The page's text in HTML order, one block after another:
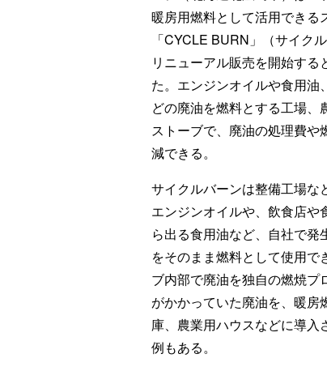
暖房用燃料として活用できる
「CYCLE BURN」（サイク
リニューアル販売を開始する
た。エンジンオイルや食用油
どの廃油を燃料とする工場、
ストーブで、廃油の処理費や
減できる。
サイクルバーンは整備工場な
エンジンオイルや、飲食店や
ら出る食用油など、自社で発
をそのまま燃料として使用で
ブ内部で廃油を独自の燃焼プ
がかかっていた廃油を、暖
庫、農業用ハウスなどに導
例もある。